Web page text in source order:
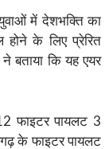
में देशभक्ति का
होने के लिए प्रेरित
बताया कि यह एयर
फाइटर पायलट 3
के फाइटर पायलट